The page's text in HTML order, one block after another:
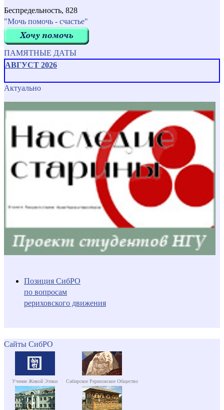
Беспредельность, 828
"Мочь помочь - счастье"
ПАМЯТНЫЕ ДАТЫ
АВГУСТ 2026
Актуально
Позиция СибРО
по вопросам
рериховского движения
Сайты СибРО
Учение Живой Этики Сибирское Рериховское Общество